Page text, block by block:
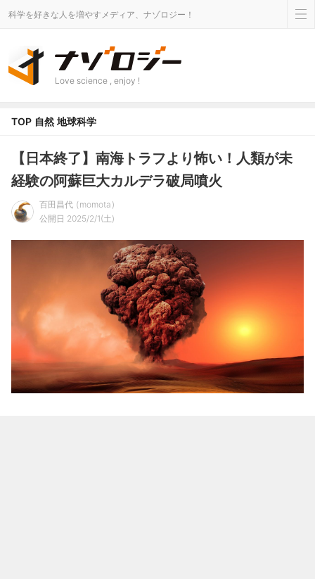
科学を好きな人を増やすメディア、ナゾロジー！
Love science , enjoy !
TOP 自然 地球科学
【日本終了】南海トラフより怖い！人類が未
経験の阿蘇巨大カルデラ破局噴火
百田昌代
momota
公開日 2025/2/1(土)